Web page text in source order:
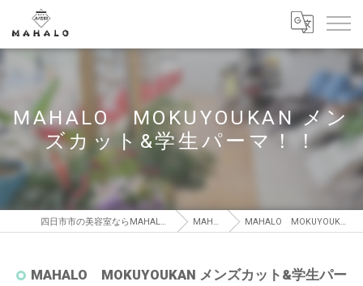
MAHALO MOKUYOUKAN メン
ズカット&学生パーマ！！
四日市市の美容室ならMAHALO MOKUYOUKAN【マハロ モクヨウカン】 MAHALO BLOG MAHALO MOKUYOUKAN メンズカット&学生パーマ！！
MAHALO MOKUYOUKAN メンズカット&学生パー